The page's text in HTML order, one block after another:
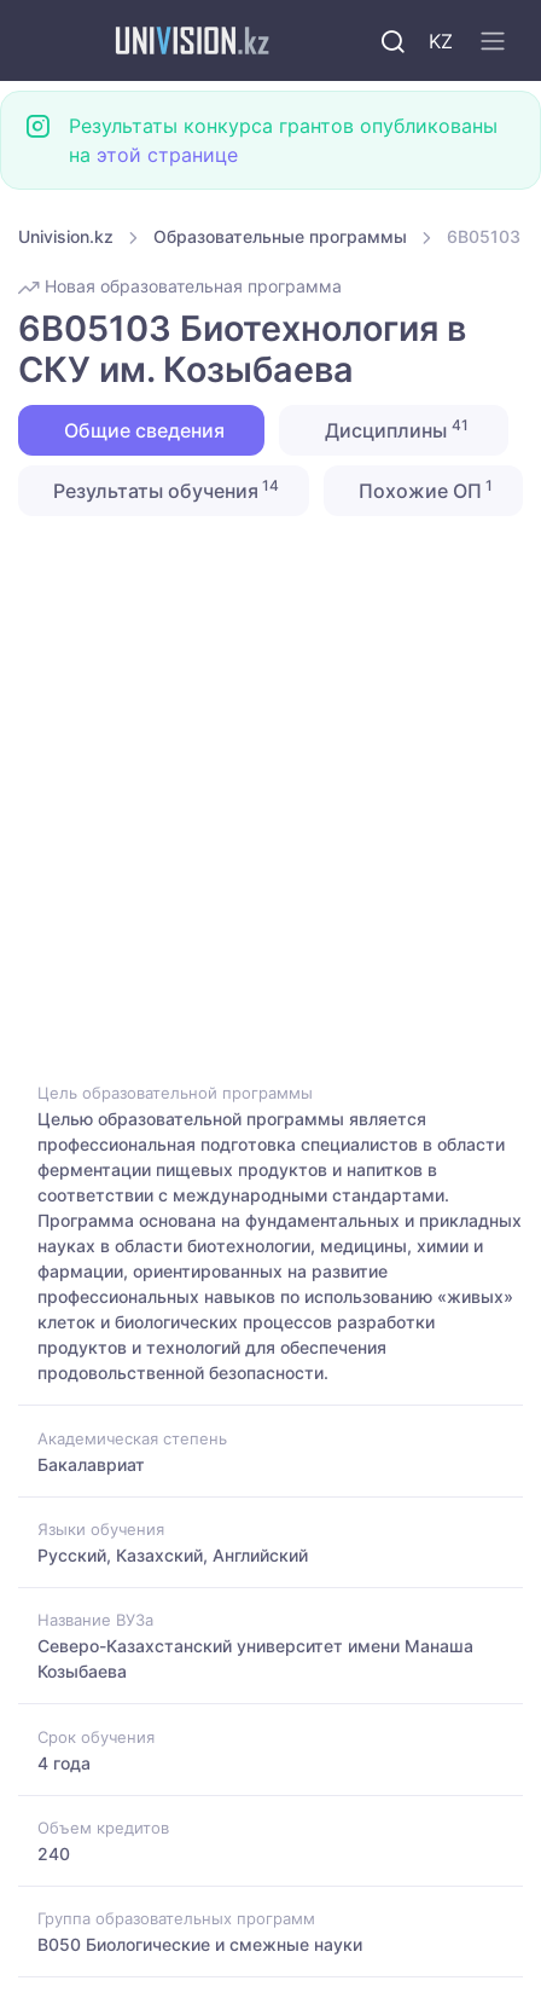
KZ
Результаты конкурса грантов опубликованы
на этой странице
Univision.kz Образовательные программы 6B05103
Новая образовательная программа
6B05103 Биотехнология в
СКУ им. Козыбаева
Общие сведения Дисциплины 41
Результаты обучения 14 Похожие ОП 1
Цель образовательной программы
Целью образовательной программы является
профессиональная подготовка специалистов в области
ферментации пищевых продуктов и напитков в
соответствии с международными стандартами.
Программа основана на фундаментальных и прикладных
науках в области биотехнологии, медицины, химии и
фармации, ориентированных на развитие
профессиональных навыков по использованию «живых»
клеток и биологических процессов разработки
продуктов и технологий для обеспечения
продовольственной безопасности.
Академическая степень
Бакалавриат
Языки обучения
Русский, Казахский, Английский
Название ВУЗа
Северо-Казахстанский университет имени Манаша
Козыбаева
Срок обучения
4 года
Объем кредитов
240
Группа образовательных программ
B050 Биологические и смежные науки